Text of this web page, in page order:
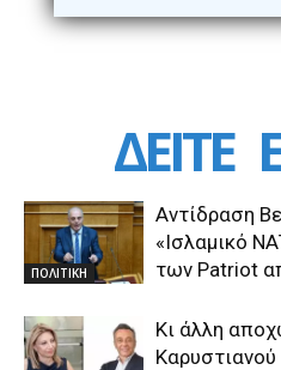
ΔΕΙΤΕ
ΠΟΛΙΤΙΚΗ
Αντίδραση
«Ισλαμικό
των Patriot
Κι άλλη